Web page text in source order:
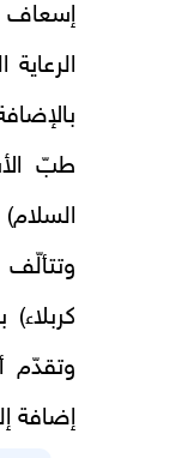
إسعاف
طبّ
وتقدّم
إضافة